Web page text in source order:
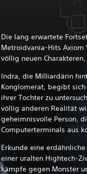
Die lang erwartete
Metroidvania-Hits
völlig neuen
Indra, die Milliardärin
Konglomerat, begibt
ihrer Tochter zu
völlig anderen Realität
geheimnisvolle Person,
Computerterminals aus
Erkunde eine
einer uralten Hightech-
kämpfe gegen Monster